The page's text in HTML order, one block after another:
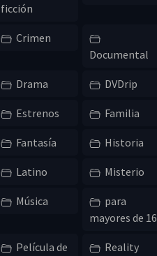
ficción
Crimen
Documental
Drama DVDrip
Estrenos Familia
Fantasía Historia
Latino Misterio
Música
para
mayores de 16
Película de
Reality